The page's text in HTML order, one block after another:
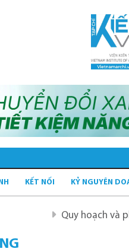
KẾT NỐI KỶ NGUYÊN
Quy hoạch và phát